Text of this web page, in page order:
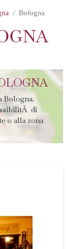
Bologna
Bologna.
di
o alla zona